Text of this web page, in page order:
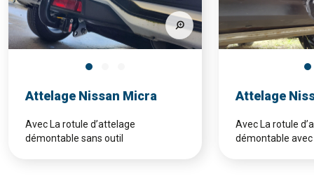
Attelage Nissan Micra
Avec La rotule d’attelage
démontable sans outil
Attelage
Avec La rotule
démontable